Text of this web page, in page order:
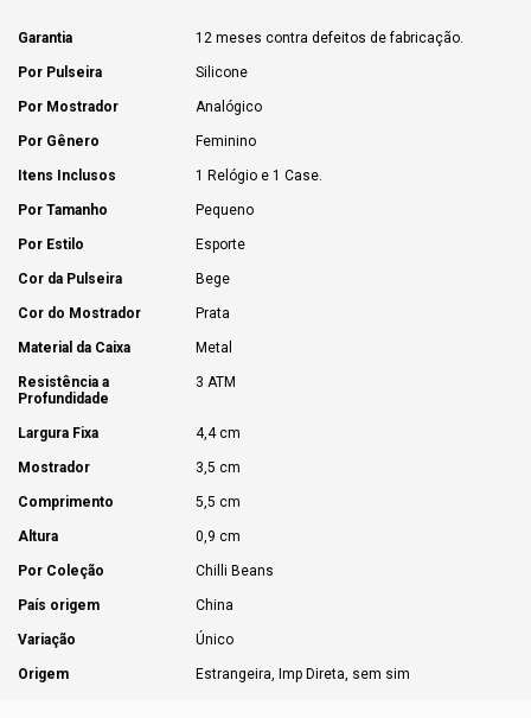
Garantia 12 meses contra defeitos de fabricação.
Por Pulseira Silicone
Por Mostrador Analógico
Por Gênero Feminino
Itens Inclusos 1 Relógio e 1 Case.
Por Tamanho Pequeno
Por Estilo Esporte
Cor da Pulseira Bege
Cor do Mostrador Prata
Material da Caixa Metal
Resistência a
Profundidade
3 ATM
Largura Fixa 4,4 cm
Mostrador 3,5 cm
Comprimento 5,5 cm
Altura 0,9 cm
Por Coleção Chilli Beans
País origem China
Variação Único
Origem Estrangeira, Imp Direta, sem sim